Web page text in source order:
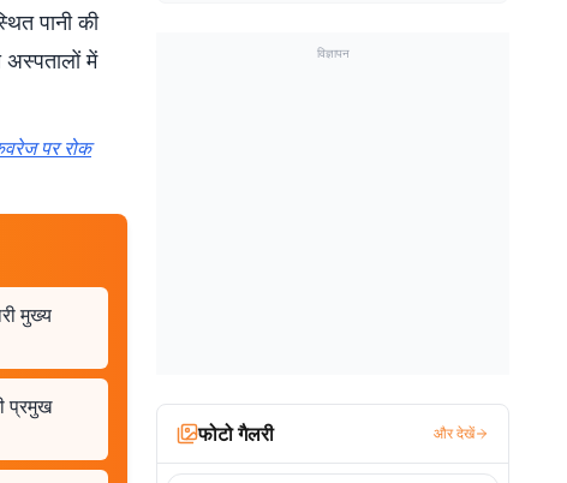
पानी की
अस्पतालों में
पर रोक
मुख्य
प्रमुख
विज्ञापन
फोटो गैलरी और देखें